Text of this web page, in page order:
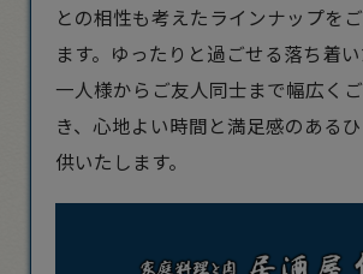
との相性も考えたラインナップを
ます。ゆったりと過ごせる落ち着
一人様からご友人同士まで幅広く
き、心地よい時間と満足感のある
供いたします。